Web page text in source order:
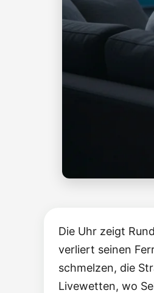
Die Uhr zeigt
verliert seinen
schmelzen, die
Livewetten, wo